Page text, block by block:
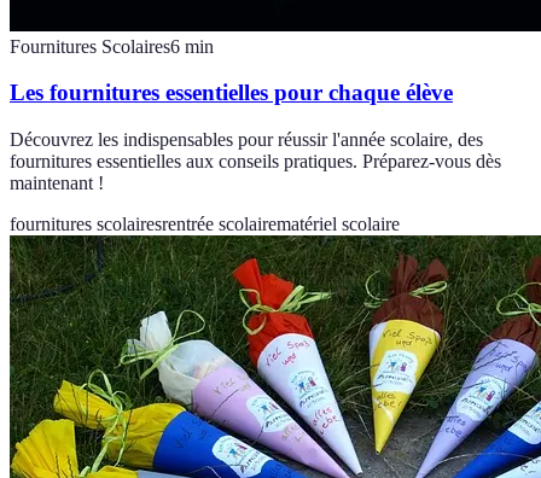
Fournitures Scolaires6 min
Les fournitures essentielles pour chaque élève
Découvrez les indispensables pour réussir l'année scolaire, des
fournitures essentielles aux conseils pratiques. Préparez-vous dès
maintenant !
fournitures scolairesrentrée scolairematériel scolaire